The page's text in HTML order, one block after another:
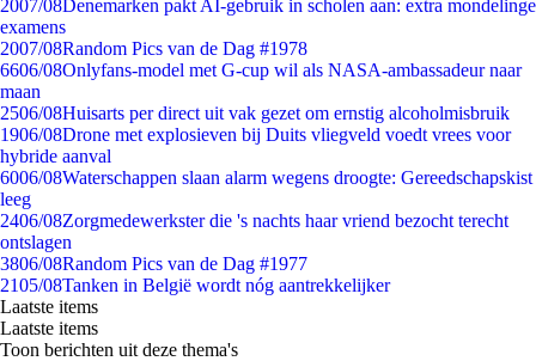
2007/08Denemarken pakt AI-gebruik in scholen aan: extra mondelinge
examens
2007/08Random Pics van de Dag #1978
6606/08Onlyfans-model met G-cup wil als NASA-ambassadeur naar
maan
2506/08Huisarts per direct uit vak gezet om ernstig alcoholmisbruik
1906/08Drone met explosieven bij Duits vliegveld voedt vrees voor
hybride aanval
6006/08Waterschappen slaan alarm wegens droogte: Gereedschapskist
leeg
2406/08Zorgmedewerkster die 's nachts haar vriend bezocht terecht
ontslagen
3806/08Random Pics van de Dag #1977
2105/08Tanken in België wordt nóg aantrekkelijker
Laatste items
Laatste items
Toon berichten uit deze thema's